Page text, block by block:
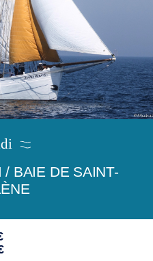
/ BAIE DE SAINT-